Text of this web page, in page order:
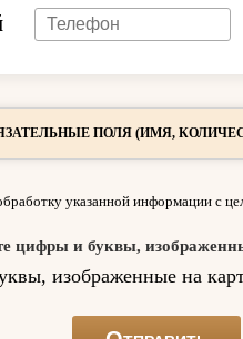
ПОЛЯ (ИМЯ,
указанной информации с
цифры и буквы,